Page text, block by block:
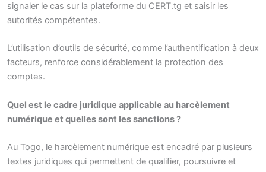
signaler le cas sur la plateforme du CERT.tg et saisir les
autorités compétentes.
L’utilisation d’outils de sécurité, comme l’authentification à deux
facteurs, renforce considérablement la protection des
comptes.
Quel est le cadre juridique applicable au harcèlement
numérique et quelles sont les sanctions ?
Au Togo, le harcèlement numérique est encadré par plusieurs
textes juridiques qui permettent de qualifier, poursuivre et